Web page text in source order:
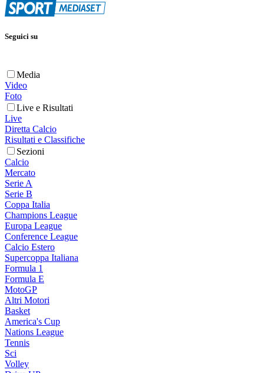
Seguici su
Media
Video
Foto
Live e Risultati
Live
Diretta Calcio
Risultati e Classifiche
Sezioni
Calcio
Mercato
Serie A
Serie B
Coppa Italia
Champions League
Europa League
Conference League
Calcio Estero
Supercoppa Italiana
Formula 1
Formula E
MotoGP
Altri Motori
Basket
America's Cup
Nations League
Tennis
Sci
Volley